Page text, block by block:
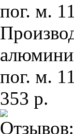
пог. м.
пог. м.
353 р.